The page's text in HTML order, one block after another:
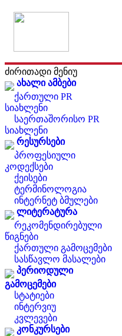
ძირითადი მენიუ
ახალი ამბები
ქართული PR
სიახლენი
საერთაშორისო PR
სიახლენი
რესურსები
პროფესიული
კოდექსები
ქეისები
ტერმინოლოგია
ინტერნეტ ბმულები
ლიტერატურა
რეკომენდირებული
წიგნები
ქართული გამოცემები
სასწავლო მასალები
პერიოდული
გამოცემები
სტატიები
ინტერვიუ
კვლევები
კონკურსები